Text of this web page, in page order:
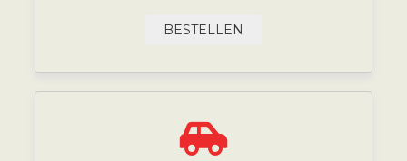
BESTELLEN